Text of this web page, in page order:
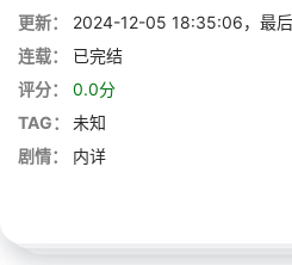
更新：
2024-12-05 18:35:06，最
连载：
已完结
评分：
0.0分
TAG：
未知
剧情：
内详